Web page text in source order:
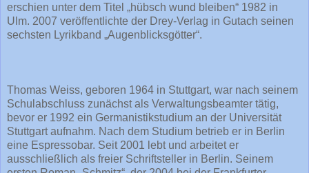
erschien unter dem Titel „hübsch wund bleiben“ 1982 in
Ulm. 2007 veröffentlichte der Drey-Verlag in Gutach seinen
sechsten Lyrikband „Augenblicksgötter“.
Thomas Weiss, geboren 1964 in Stuttgart, war nach seinem
Schulabschluss zunächst als Verwaltungsbeamter tätig,
bevor er 1992 ein Germanistikstudium an der Universität
Stuttgart aufnahm. Nach dem Studium betrieb er in Berlin
eine Espressobar. Seit 2001 lebt und arbeitet er
ausschließlich als freier Schriftsteller in Berlin. Seinem